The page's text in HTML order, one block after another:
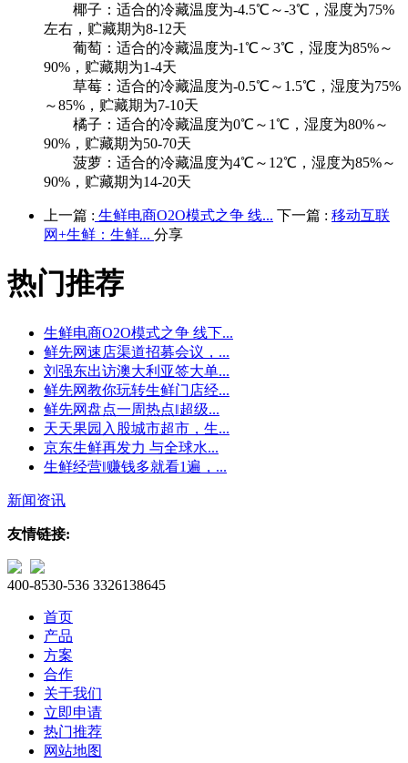
椰子：适合的冷藏温度为-4.5℃～-3℃，湿度为75%
左右，贮藏期为8-12天
葡萄：适合的冷藏温度为-1℃～3℃，湿度为85%～
90%，贮藏期为1-4天
草莓：适合的冷藏温度为-0.5℃～1.5℃，湿度为75%
～85%，贮藏期为7-10天
橘子：适合的冷藏温度为0℃～1℃，湿度为80%～
90%，贮藏期为50-70天
菠萝：适合的冷藏温度为4℃～12℃，湿度为85%～
90%，贮藏期为14-20天
上一篇 : 生鲜电商O2O模式之争 线... 下一篇 : 移动互联
网+生鲜：生鲜... 分享
热门推荐
生鲜电商O2O模式之争 线下...
鲜先网速店渠道招募会议，...
刘强东出访澳大利亚签大单...
鲜先网教你玩转生鲜门店经...
鲜先网盘点一周热点‖超级...
天天果园入股城市超市，生...
京东生鲜再发力 与全球水...
生鲜经营‖赚钱多就看1遍，...
新闻资讯
友情链接:
400-8530-536 3326138645
首页
产品
方案
合作
关于我们
立即申请
热门推荐
网站地图